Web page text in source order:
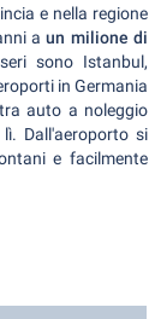
e nella regione
aun milione di
sono Istanbul,
in Germania
auto a noleggio
Dall'aeroporto si
e facilmente